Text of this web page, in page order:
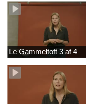
Le Gammeltoft 3 af 4